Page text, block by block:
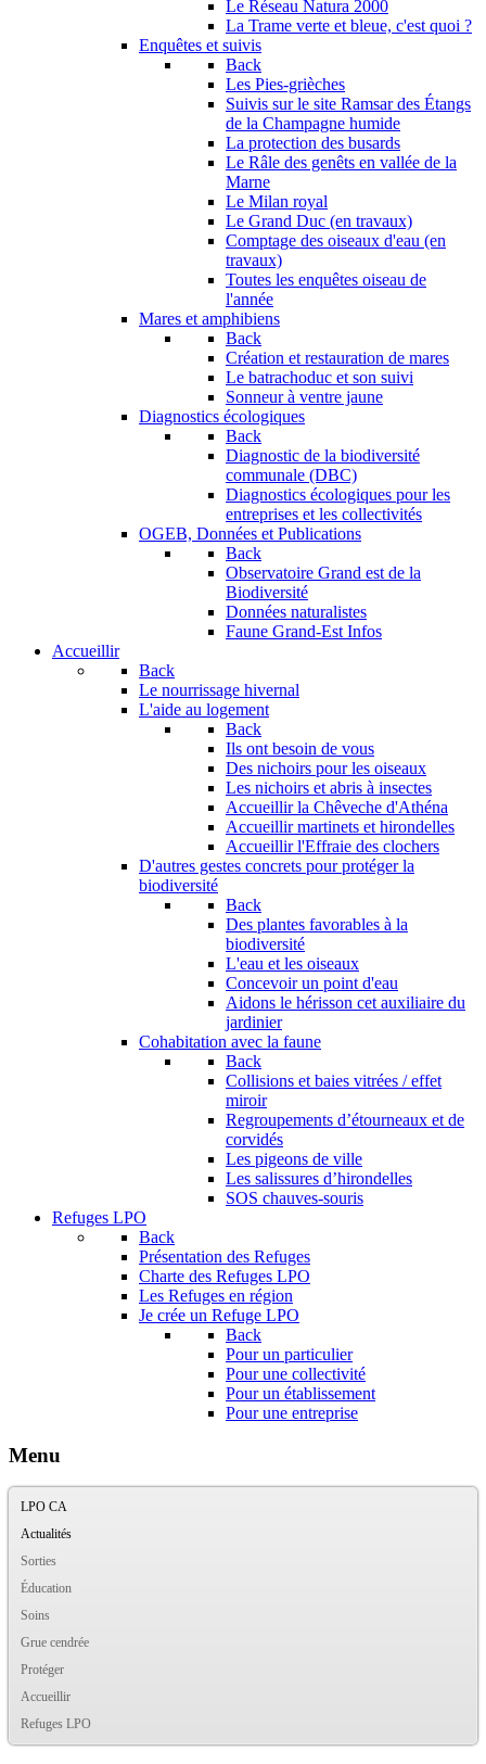
Le Réseau Natura 2000
La Trame verte et bleue, c'est quoi ?
Enquêtes et suivis
Back
Les Pies-grièches
Suivis sur le site Ramsar des Étangs
de la Champagne humide
La protection des busards
Le Râle des genêts en vallée de la
Marne
Le Milan royal
Le Grand Duc (en travaux)
Comptage des oiseaux d'eau (en
travaux)
Toutes les enquêtes oiseau de
l'année
Mares et amphibiens
Back
Création et restauration de mares
Le batrachoduc et son suivi
Sonneur à ventre jaune
Diagnostics écologiques
Back
Diagnostic de la biodiversité
communale (DBC)
Diagnostics écologiques pour les
entreprises et les collectivités
OGEB, Données et Publications
Back
Observatoire Grand est de la
Biodiversité
Données naturalistes
Faune Grand-Est Infos
Accueillir
Back
Le nourrissage hivernal
L'aide au logement
Back
Ils ont besoin de vous
Des nichoirs pour les oiseaux
Les nichoirs et abris à insectes
Accueillir la Chêveche d'Athéna
Accueillir martinets et hirondelles
Accueillir l'Effraie des clochers
D'autres gestes concrets pour protéger la
biodiversité
Back
Des plantes favorables à la
biodiversité
L'eau et les oiseaux
Concevoir un point d'eau
Aidons le hérisson cet auxiliaire du
jardinier
Cohabitation avec la faune
Back
Collisions et baies vitrées / effet
miroir
Regroupements d’étourneaux et de
corvidés
Les pigeons de ville
Les salissures d’hirondelles
SOS chauves-souris
Refuges LPO
Back
Présentation des Refuges
Charte des Refuges LPO
Les Refuges en région
Je crée un Refuge LPO
Back
Pour un particulier
Pour une collectivité
Pour un établissement
Pour une entreprise
Menu
LPO CA
Actualités
Sorties
Éducation
Soins
Grue cendrée
Protéger
Accueillir
Refuges LPO